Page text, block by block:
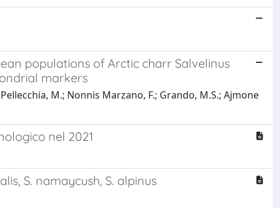
populations of Arctic charr Salvelinus
markers
M.; Nonnis Marzano, F.; Grando, M.S.; Ajmone
nel 2021
S. namaycush, S. alpinus